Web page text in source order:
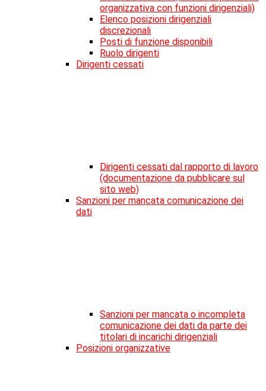
organizzativa con funzioni dirigenziali)
Elenco posizioni dirigenziali
discrezionali
Posti di funzione disponibili
Ruolo dirigenti
Dirigenti cessati
Dirigenti cessati dal rapporto di lavoro
(documentazione da pubblicare sul
sito web)
Sanzioni per mancata comunicazione dei
dati
Sanzioni per mancata o incompleta
comunicazione dei dati da parte dei
titolari di incarichi dirigenziali
Posizioni organizzative